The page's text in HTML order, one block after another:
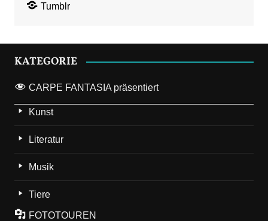
Tumblr
KATEGORIE
CARPE FANTASIA präsentiert
Kunst
Literatur
Musik
Tiere
FOTOTOUREN